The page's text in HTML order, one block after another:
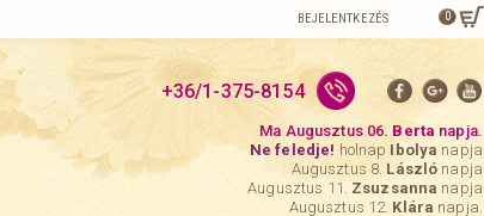
BEJELENTKEZÉS 0
+36/1-375-8154
Ma Augusztus 06.Berta napja.
Ne feledje! holnapIbolyanapja
Augusztus 8.Lászlónapja
Augusztus 11.Zsuzsannanapja
Augusztus 12.Klára napja.